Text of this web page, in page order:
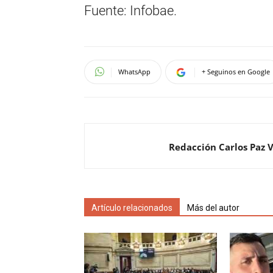
Fuente: Infobae.
WhatsApp + Seguinos en Google
Redacción Carlos Paz
Artículo relacionados Más del autor